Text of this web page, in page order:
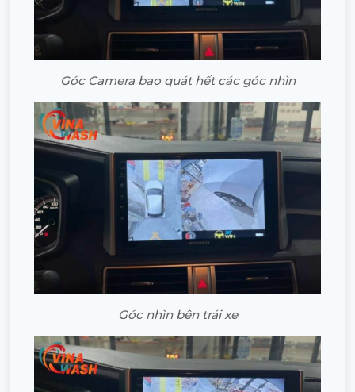
Góc Camera bao quát hết các góc nhìn
Góc nhìn bên trái xe